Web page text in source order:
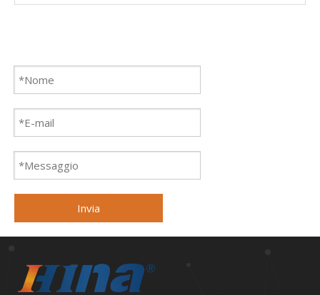
Invia